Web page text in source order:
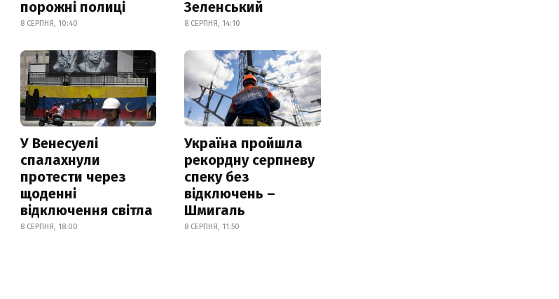
порожні полиці
8 СЕРПНЯ, 10:40
Зеленський
8 СЕРПНЯ, 14:10
У Венесуелі
спалахнули
протести через
щоденні
відключення світла
8 СЕРПНЯ, 18:00
Україна пройшла
рекордну серпневу
спеку без
відключень –
Шмигаль
8 СЕРПНЯ, 11:50